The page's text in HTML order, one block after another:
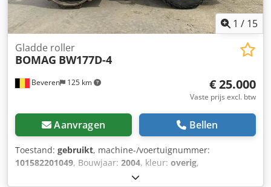
1 / 15
Beveren 125 km
Gladde roller
BOMAG BW177D-4
€ 25.000
Vaste prijs excl. btw
Aanvragen Bellen
Toestand: gebruikt, machine-/voertuignummer:
101582201049, Bouwjaar: 2004, kleur: overig,
, Machines te koop! Bekijk onze